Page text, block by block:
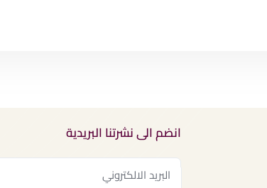
انضم الى نشرتنا البريدية